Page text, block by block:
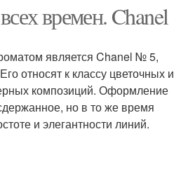
времен. Chanel
является Chanel № 5,
относят к классу цветочных и
композиций. Оформление
но в то же время
и элегантности линий.